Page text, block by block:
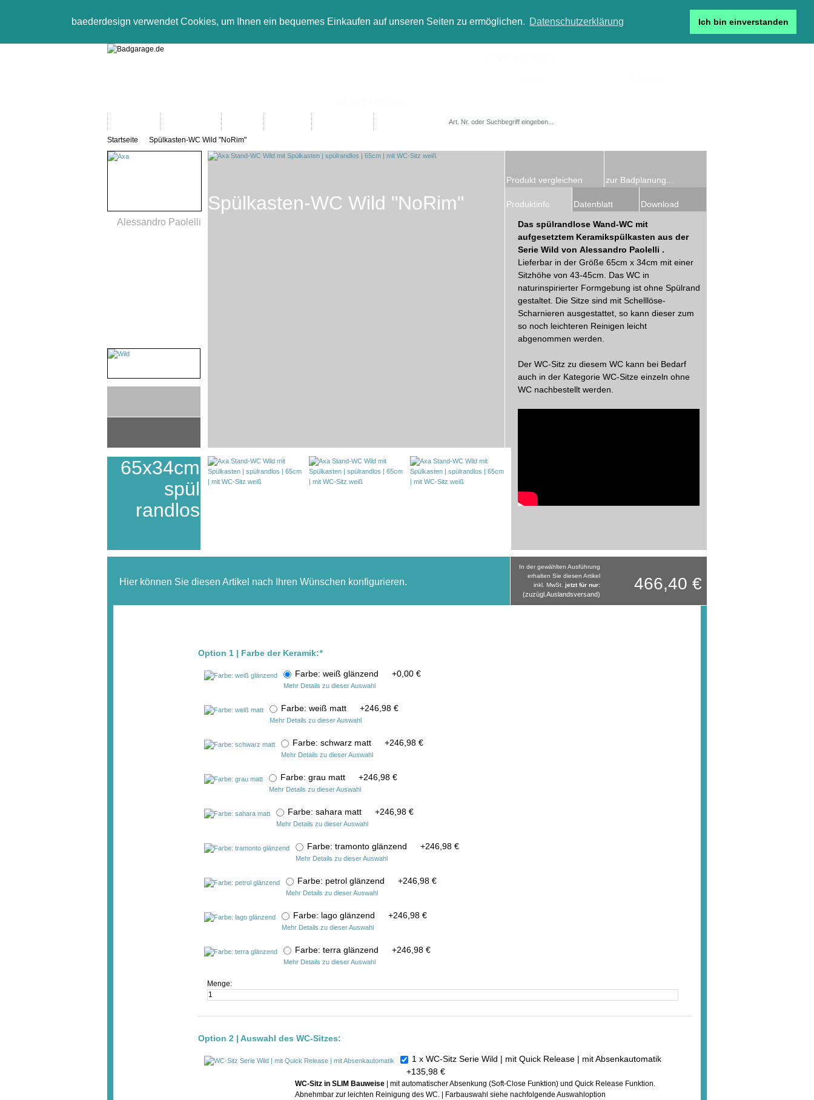
baederdesign verwendet Cookies, um Ihnen ein bequemes Einkaufen auf unseren Seiten zu ermöglichen. Datenschutzerklärung Ich bin einverstanden
Startseite Spülkasten-WC Wild "NoRim"
Alessandro Paolelli
65x34cm
spül
randlos
Spülkasten-WC Wild "NoRim"
Produkt vergleichen zur Badplanung...
Produktinfo Datenblatt Download
Das spülrandlose Wand-WC mit
aufgesetztem Keramikspülkasten aus der
Serie Wild von Alessandro Paolelli .
Lieferbar in der Größe 65cm x 34cm mit einer
Sitzhöhe von 43-45cm. Das WC in
naturinspirierter Formgebung ist ohne Spülrand
gestaltet. Die Sitze sind mit Schelllöse-
Scharnieren ausgestattet, so kann dieser zum
so noch leichteren Reinigen leicht
abgenommen werden.
Der WC-Sitz zu diesem WC kann bei Bedarf
auch in der Kategorie WC-Sitze einzeln ohne
WC nachbestellt werden.
Hier können Sie diesen Artikel nach Ihren Wünschen konfigurieren.
In der gewählten Ausführung
erhalten Sie diesen Artikel
inkl. MwSt. jetzt für nur:
(zuzügl.Auslandsversand)
466,40 €
Option 1 | Farbe der Keramik:*
Farbe: weiß glänzend +0,00 €
Mehr Details zu dieser Auswahl
Farbe: weiß matt +246,98 €
Mehr Details zu dieser Auswahl
Farbe: schwarz matt +246,98 €
Mehr Details zu dieser Auswahl
Farbe: grau matt +246,98 €
Mehr Details zu dieser Auswahl
Farbe: sahara matt +246,98 €
Mehr Details zu dieser Auswahl
Farbe: tramonto glänzend +246,98 €
Mehr Details zu dieser Auswahl
Farbe: petrol glänzend +246,98 €
Mehr Details zu dieser Auswahl
Farbe: lago glänzend +246,98 €
Mehr Details zu dieser Auswahl
Farbe: terra glänzend +246,98 €
Mehr Details zu dieser Auswahl
Menge:
Option 2 | Auswahl des WC-Sitzes:
1 x WC-Sitz Serie Wild | mit Quick Release | mit Absenkautomatik
+135,98 €
WC-Sitz in SLIM Bauweise | mit automatischer Absenkung (Soft-Close Funktion) und Quick Release Funktion.
Abnehmbar zur leichten Reinigung des WC. | Farbauswahl siehe nachfolgende Auswahloption